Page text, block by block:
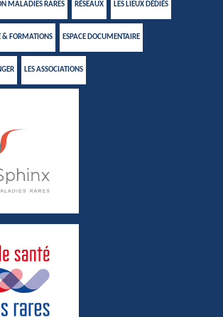
MALADIES RARES RÉSEAUX LES LIEUX DÉDIÉS
& FORMATIONS ESPACE DOCUMENTAIRE
LES ASSOCIATIONS